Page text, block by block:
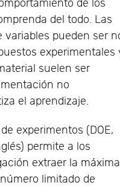
de los
del todo. Las
pueden ser
experimentales
suelen ser
no
el aprendizaje.
experimentos (DOE,
permite a los
extraer la máxima
limitado de